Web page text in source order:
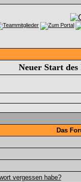
Neuer Start
Das
vergessen habe?